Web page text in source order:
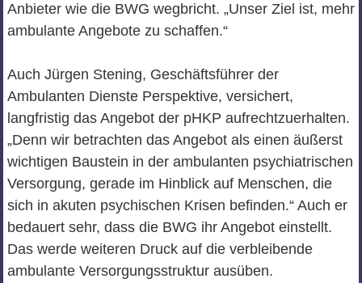
Anbieter wie die BWG wegbricht. „Unser Ziel ist, mehr
ambulante Angebote zu schaffen.“
Auch Jürgen Stening, Geschäftsführer der
Ambulanten Dienste Perspektive, versichert,
langfristig das Angebot der pHKP aufrechtzuerhalten.
„Denn wir betrachten das Angebot als einen äußerst
wichtigen Baustein in der ambulanten psychiatrischen
Versorgung, gerade im Hinblick auf Menschen, die
sich in akuten psychischen Krisen befinden.“ Auch er
bedauert sehr, dass die BWG ihr Angebot einstellt.
Das werde weiteren Druck auf die verbleibende
ambulante Versorgungsstruktur ausüben.